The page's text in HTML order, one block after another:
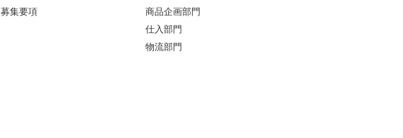
募集要項
商品企画部門
仕入部門
物流部門